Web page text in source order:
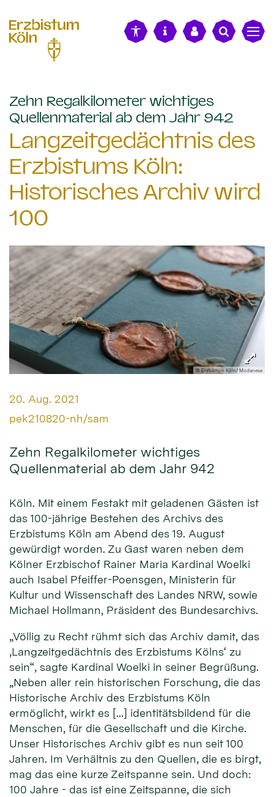
Zehn Regalkilometer wichtiges
Quellenmaterial ab dem Jahr 942
Langzeitgedächtnis des
Erzbistums Köln:
Historisches Archiv wird
100
© Erzbistum Köln/ Modanese
Datum:
20. Aug. 2021
Von:
pek210820-nh/sam
Zehn Regalkilometer wichtiges
Quellenmaterial ab dem Jahr 942
Köln. Mit einem Festakt mit geladenen Gästen ist
das 100-jährige Bestehen des Archivs des
Erzbistums Köln am Abend des 19. August
gewürdigt worden. Zu Gast waren neben dem
Kölner Erzbischof Rainer Maria Kardinal Woelki
auch Isabel Pfeiffer-Poensgen, Ministerin für
Kultur und Wissenschaft des Landes NRW, sowie
Michael Hollmann, Präsident des Bundesarchivs.
„Völlig zu Recht rühmt sich das Archiv damit, das
‚Langzeitgedächtnis des Erzbistums Kölns‘ zu
sein“, sagte Kardinal Woelki in seiner Begrüßung.
„Neben aller rein historischen Forschung, die das
Historische Archiv des Erzbistums Köln
ermöglicht, wirkt es […] identitätsbildend für die
Menschen, für die Gesellschaft und die Kirche.
Unser Historisches Archiv gibt es nun seit 100
Jahren. Im Verhältnis zu den Quellen, die es birgt,
mag das eine kurze Zeitspanne sein. Und doch:
100 Jahre - das ist eine Zeitspanne, die sich